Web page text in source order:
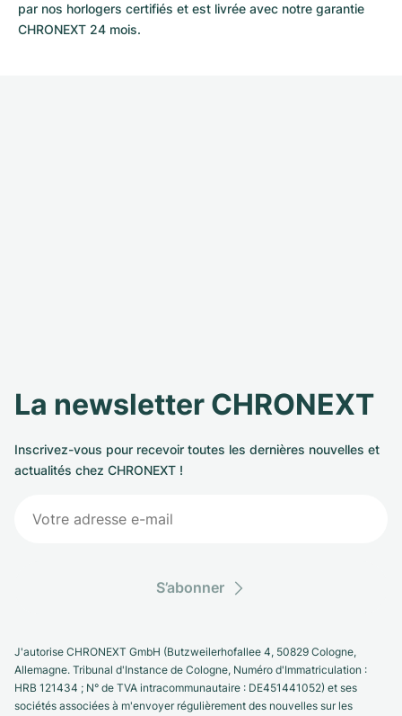
par nos horlogers certifiés et est livrée avec notre garantie
CHRONEXT 24 mois.
La newsletter CHRONEXT
Inscrivez-vous pour recevoir toutes les dernières nouvelles et
actualités chez CHRONEXT !
S’abonner
J'autorise CHRONEXT GmbH (Butzweilerhofallee 4, 50829 Cologne,
Allemagne. Tribunal d'Instance de Cologne, Numéro d'Immatriculation :
HRB 121434 ; N° de TVA intracommunautaire : DE451441052) et ses
sociétés associées à m'envoyer régulièrement des nouvelles sur les